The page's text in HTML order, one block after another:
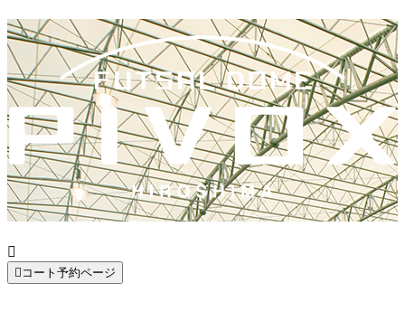

 コート予約ページ